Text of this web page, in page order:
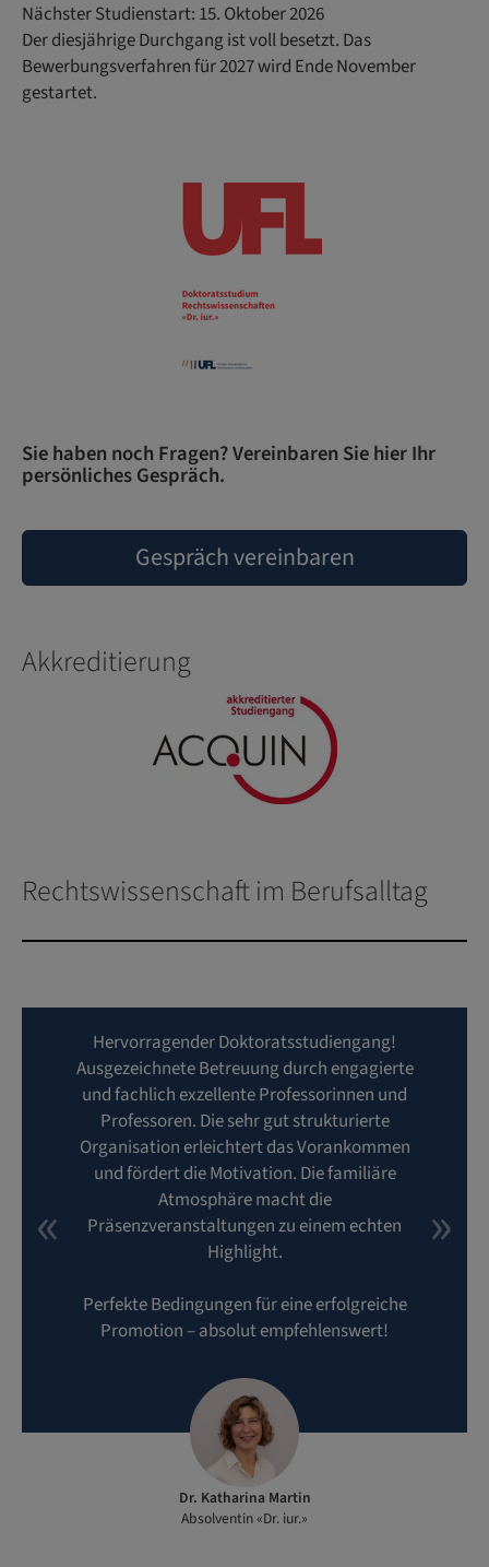
Nächster Studienstart: 15. Oktober 2026
Der diesjährige Durchgang ist voll besetzt. Das
Bewerbungsverfahren für 2027 wird Ende November
gestartet.
Sie haben noch Fragen? Vereinbaren Sie hier Ihr
persönliches Gespräch.
Gespräch vereinbaren
Akkreditierung
Rechtswissenschaft im Berufsalltag
Hervorragender Doktoratsstudiengang!
Ausgezeichnete Betreuung durch engagierte
und fachlich exzellente Professorinnen und
Professoren. Die sehr gut strukturierte
Organisation erleichtert das Vorankommen
und fördert die Motivation. Die familiäre
Atmosphäre macht die
Präsenzveranstaltungen zu einem echten
Highlight.
Perfekte Bedingungen für eine erfolgreiche
Promotion – absolut empfehlenswert!
Dr. Katharina Martin
Absolventin «Dr. iur.»